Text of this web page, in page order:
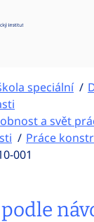
speciální
a svět
Práce
001